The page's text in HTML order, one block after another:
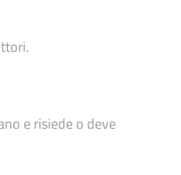
e risiede o deve